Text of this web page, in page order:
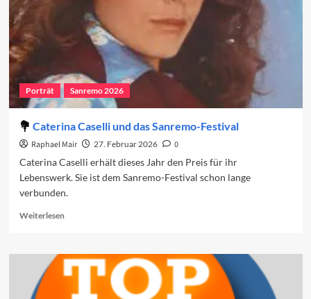
Porträt Sanremo 2026
Caterina Caselli und das Sanremo-Festival
Raphael Mair 27. Februar 2026
0
Caterina Caselli erhält dieses Jahr den Preis für ihr
Lebenswerk. Sie ist dem Sanremo-Festival schon lange
verbunden.
WeiterlesenRead
Caterina
Caselli
und
das